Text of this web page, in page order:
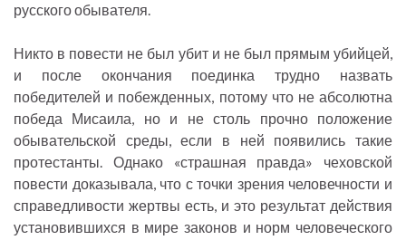
русского обывателя.
Никто в повести не был убит и не был прямым убийцей,
и после окончания поединка трудно назвать
победителей и побежденных, потому что не абсолютна
победа Мисаила, но и не столь прочно положение
обывательской среды, если в ней появились такие
протестанты. Однако «страшная правда» чеховской
повести доказывала, что с точки зрения человечности и
справедливости жертвы есть, и это результат действия
установившихся в мире законов и норм человеческого